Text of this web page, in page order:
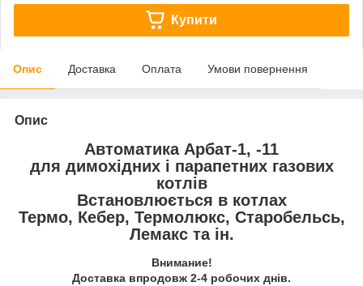
Купити
Опис Доставка Оплата Умови повернення
Опис
Автоматика Арбат-1, -11
для димохідних і парапетних газових
котлів
Встановлюється в котлах
Термо, Кебер, Термолюкс, Старобельсь,
Лемакс та ін.
Внимание!
Доставка впродовж 2-4 робочих днів.